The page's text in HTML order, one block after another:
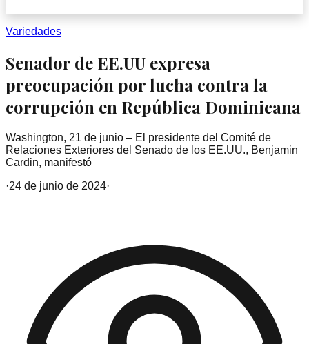
Variedades
Senador de EE.UU expresa
preocupación por lucha contra la
corrupción en República Dominicana
Washington, 21 de junio – El presidente del Comité de
Relaciones Exteriores del Senado de los EE.UU., Benjamin
Cardin, manifestó
·24 de junio de 2024·